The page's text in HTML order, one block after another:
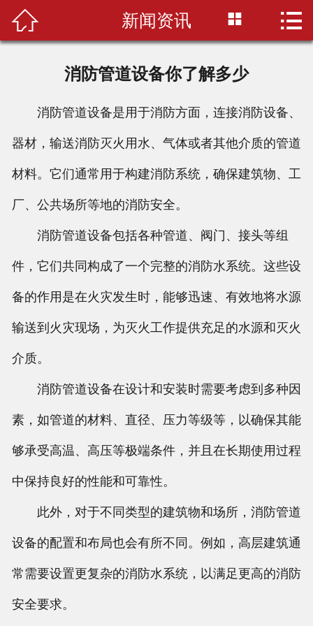
 首页
资讯公告
 新闻资讯  
消防管道设备你了解多少
消防管道设备是用于消防方面，连接消防设备、
器材，输送消防灭火用水、气体或者其他介质的管道
材料。它们通常用于构建消防系统，确保建筑物、工
厂、公共场所等地的消防安全。
消防管道设备包括各种管道、阀门、接头等组
件，它们共同构成了一个完整的消防水系统。这些设
备的作用是在火灾发生时，能够迅速、有效地将水源
输送到火灾现场，为灭火工作提供充足的水源和灭火
介质。
消防管道设备在设计和安装时需要考虑到多种因
素，如管道的材料、直径、压力等级等，以确保其能
够承受高温、高压等极端条件，并且在长期使用过程
中保持良好的性能和可靠性。
此外，对于不同类型的建筑物和场所，消防管道
设备的配置和布局也会有所不同。例如，高层建筑通
常需要设置更复杂的消防水系统，以满足更高的消防
安全要求。